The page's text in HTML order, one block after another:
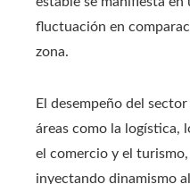
fluctuación en
zona.
El desempeño del
áreas como la logística,
el comercio y el
inyectando dinamismo